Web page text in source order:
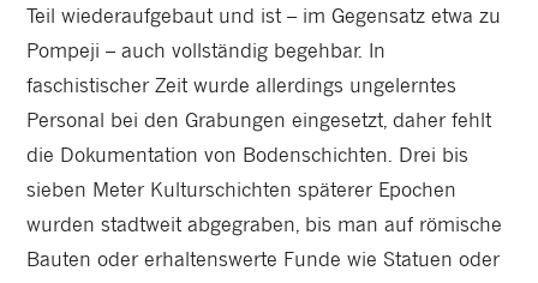
Teil wiederaufgebaut und ist – im Gegensatz etwa zu
Pompeji – auch vollständig begehbar. In
faschistischer Zeit wurde allerdings ungelerntes
Personal bei den Grabungen eingesetzt, daher fehlt
die Dokumentation von Bodenschichten. Drei bis
sieben Meter Kulturschichten späterer Epochen
wurden stadtweit abgegraben, bis man auf römische
Bauten oder erhaltenswerte Funde wie Statuen oder